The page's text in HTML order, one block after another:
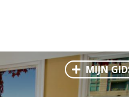
MIJN